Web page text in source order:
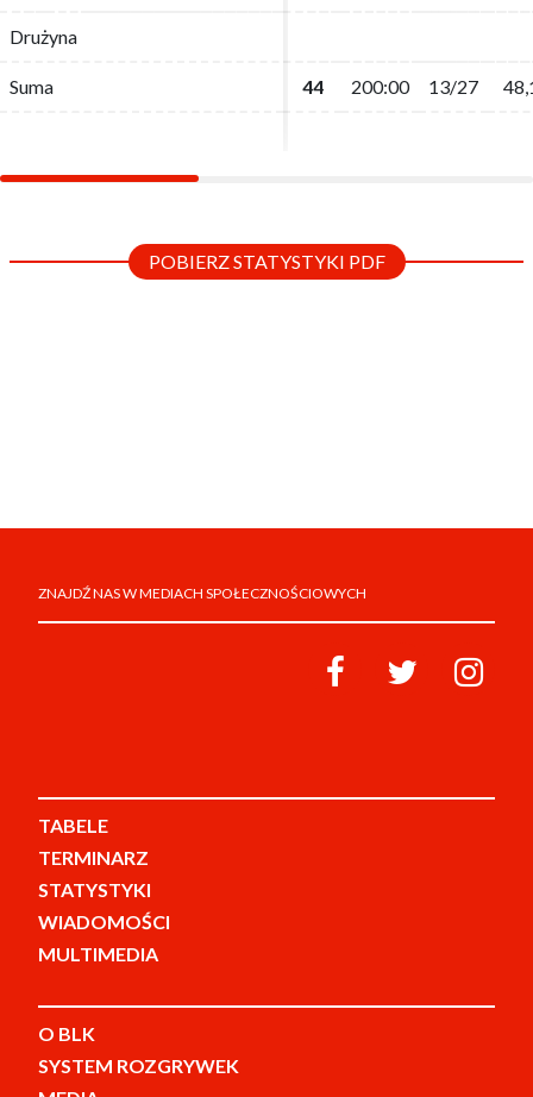
Drużyna
Suma 44 200:00 13/27
Drużyna
Suma 44 200:00 13/27
POBIERZ STATYSTYKI PDF
ZNAJDŹ NAS W MEDIACH SPOŁECZNOŚCIOWYCH
TABELE
TERMINARZ
STATYSTYKI
WIADOMOŚCI
MULTIMEDIA
O BLK
SYSTEM ROZGRYWEK